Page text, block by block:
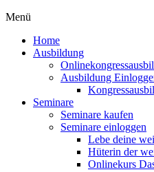
Menü
Home
Ausbildung
Ausbildung
Seminare
Seminare kaufen
Seminare einloggen
Lebe deine
Hüterin der
Onlinekurs